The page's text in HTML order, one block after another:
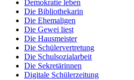
Demokratie leben
Die Bibliothekarin
Die Ehemaligen
Die Gewei liest
Die Hausmeister
Die Schülervertretung
Die Schulsozialarbeit
Die Sekretärinnen
Digitale Schülerzeitung